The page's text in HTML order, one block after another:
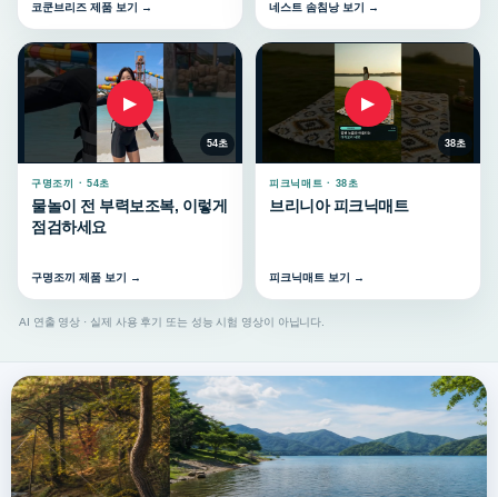
코쿤브리즈 제품 보기 → 네스트 솜침낭 보기 →
▶
54초
구명조끼 · 54초
물놀이 전 부력보조복, 이렇게
점검하세요
구명조끼 제품 보기 →
▶
38초
피크닉매트 · 38초
브리니아 피크닉매트
피크닉매트 보기 →
AI 연출 영상 · 실제 사용 후기 또는 성능 시험 영상이 아닙니다.